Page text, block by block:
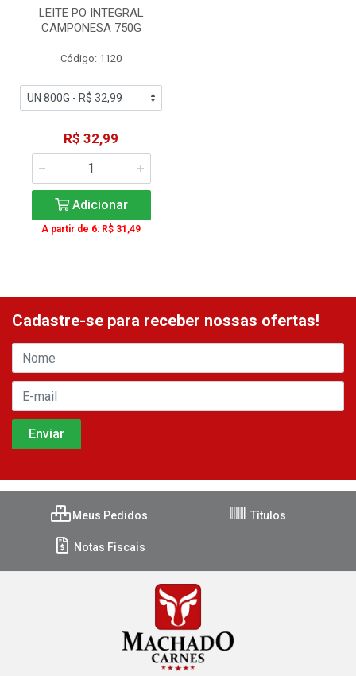
LEITE PO INTEGRAL
CAMPONESA 750G
Código: 1120
R$ 32,99
Adicionar
A partir de 6: R$ 31,49
Cadastre-se para receber nossas ofertas!
Meus Pedidos Títulos
Notas Fiscais